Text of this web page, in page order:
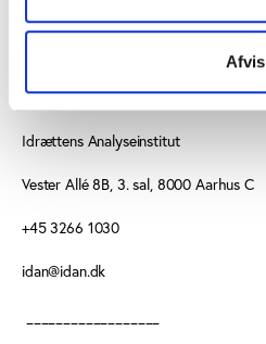
Afvis
KONTAKT OS
Idrættens Analyseinstitut
Vester Allé 8B, 3. sal, 8000 Aarhus C
+45 3266 1030
idan@idan.dk